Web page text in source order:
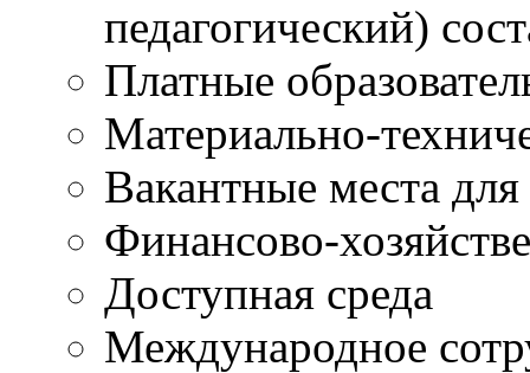
педагогический)
Платные
Материально-
Вакантные места
Финансово-
Доступная среда
Международное